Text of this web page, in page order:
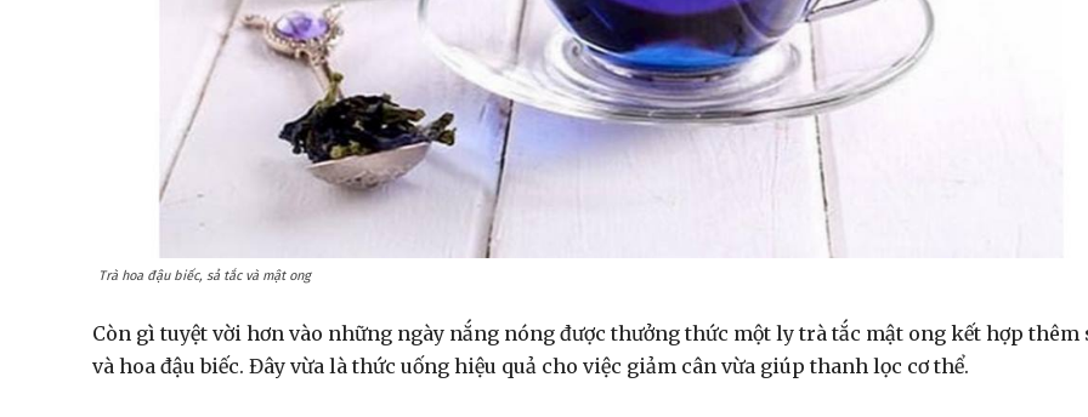
Trà hoa đậu biếc, sả tắc và mật ong
Còn gì tuyệt vời hơn vào những ngày nắng nóng được thưởng thức một ly trà tắc mật ong kết hợp thêm
và hoa đậu biếc. Đây vừa là thức uống hiệu quả cho việc giảm cân vừa giúp thanh lọc cơ thể.